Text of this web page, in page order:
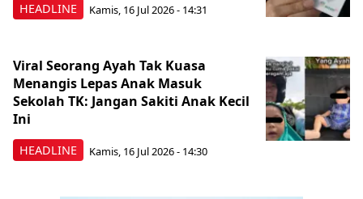
HEADLINE Kamis, 16 Jul 2026 - 14:31
HEADLINE
Viral Seorang Ayah Tak Kuasa
Menangis Lepas Anak Masuk
Sekolah TK: Jangan Sakiti Anak Kecil
Ini
Kamis, 16 Jul 2026 - 14:30